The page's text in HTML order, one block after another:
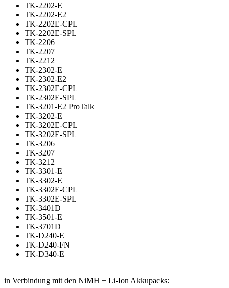
TK-2202-E
TK-2202-E2
TK-2202E-CPL
TK-2202E-SPL
TK-2206
TK-2207
TK-2212
TK-2302-E
TK-2302-E2
TK-2302E-CPL
TK-2302E-SPL
TK-3201-E2 ProTalk
TK-3202-E
TK-3202E-CPL
TK-3202E-SPL
TK-3206
TK-3207
TK-3212
TK-3301-E
TK-3302-E
TK-3302E-CPL
TK-3302E-SPL
TK-3401D
TK-3501-E
TK-3701D
TK-D240-E
TK-D240-FN
TK-D340-E
in Verbindung mit den NiMH + Li-Ion Akkupacks: